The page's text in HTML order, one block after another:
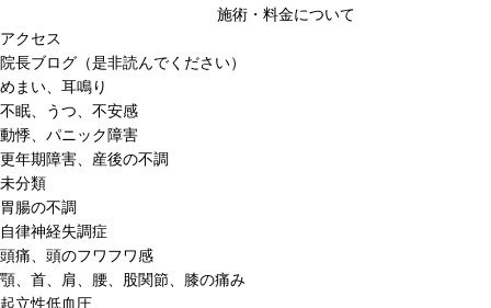
施術・料金について
アクセス
院長ブログ（是非読んでください）
めまい、耳鳴り
不眠、うつ、不安感
動悸、パニック障害
更年期障害、産後の不調
未分類
胃腸の不調
自律神経失調症
頭痛、頭のフワフワ感
顎、首、肩、腰、股関節、膝の痛み
起立性低血圧